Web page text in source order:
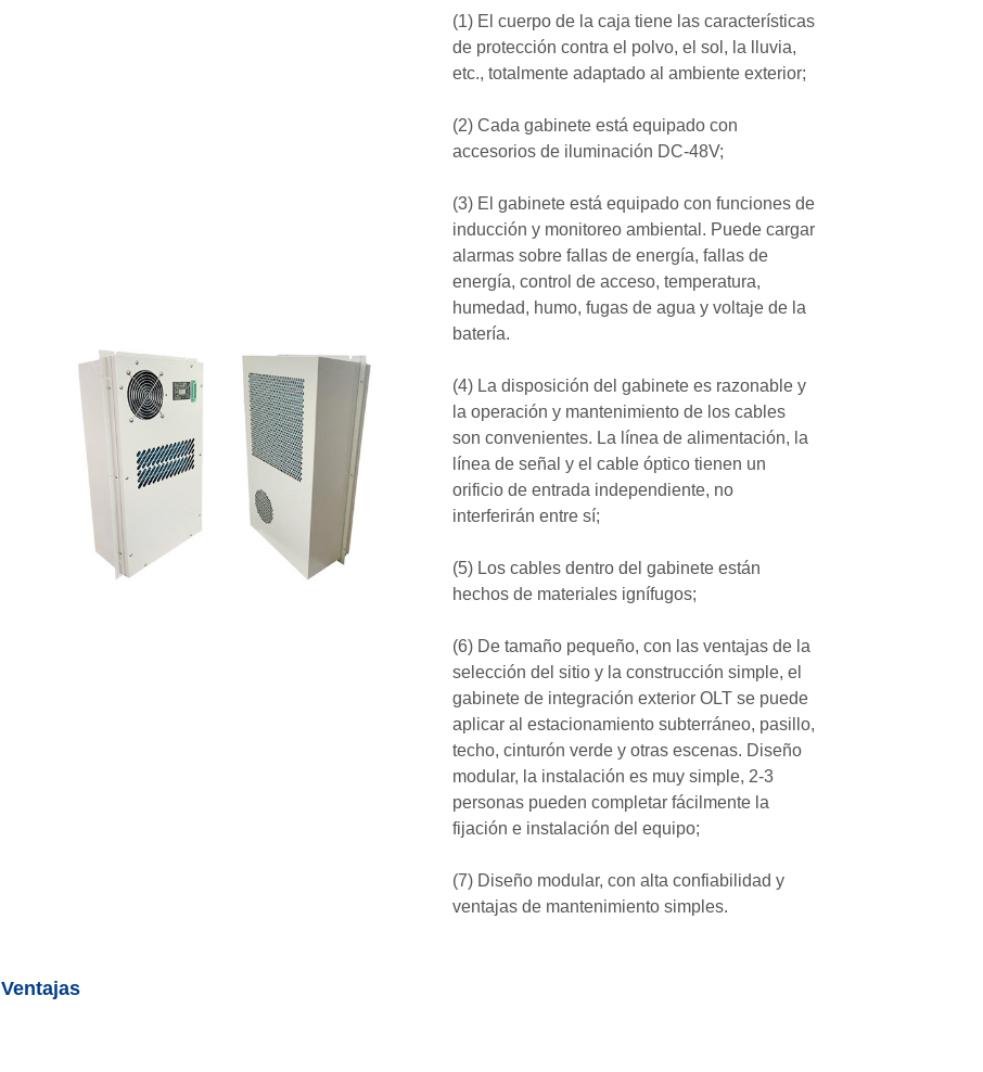
(1) El cuerpo de la caja tiene las características
de protección contra el polvo, el sol, la lluvia,
etc., totalmente adaptado al ambiente exterior;
(2) Cada gabinete está equipado con
accesorios de iluminación DC-48V;
(3) El gabinete está equipado con funciones de
inducción y monitoreo ambiental. Puede cargar
alarmas sobre fallas de energía, fallas de
energía, control de acceso, temperatura,
humedad, humo, fugas de agua y voltaje de la
batería.
(4) La disposición del gabinete es razonable y
la operación y mantenimiento de los cables
son convenientes. La línea de alimentación, la
línea de señal y el cable óptico tienen un
orificio de entrada independiente, no
interferirán entre sí;
(5) Los cables dentro del gabinete están
hechos de materiales ignífugos;
(6) De tamaño pequeño, con las ventajas de la
selección del sitio y la construcción simple, el
gabinete de integración exterior OLT se puede
aplicar al estacionamiento subterráneo, pasillo,
techo, cinturón verde y otras escenas. Diseño
modular, la instalación es muy simple, 2-3
personas pueden completar fácilmente la
fijación e instalación del equipo;
(7) Diseño modular, con alta confiabilidad y
ventajas de mantenimiento simples.
Ventajas